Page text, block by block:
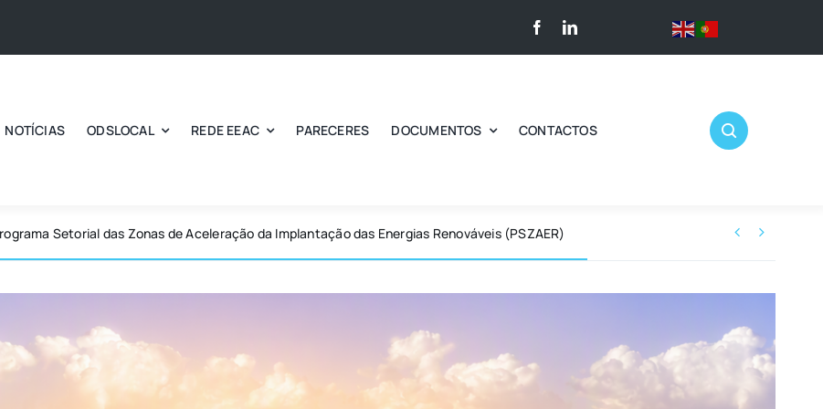
NOTÍCIAS ODSLOCAL REDE EEAC PARECERES DOCUMENTOS CONTACTOS
Setorial das Zonas de Aceleração da Implantação das Energias Renováveis (PSZAER)  